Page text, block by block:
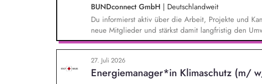
BUNDconnect GmbH | Deutschlandweit
Du informierst aktiv über die Arbeit, Projekte und
neue Mitglieder und stärkst damit langfristig den
beantwortest Fragen zu Umwelt-, Arten- und
Gewissen. Du unterstützt Kampagnen und Aktionen,
von Unterschriften für Petitionen.
27. Juli 2026
Energiemanager*in Klimaschutz (m/